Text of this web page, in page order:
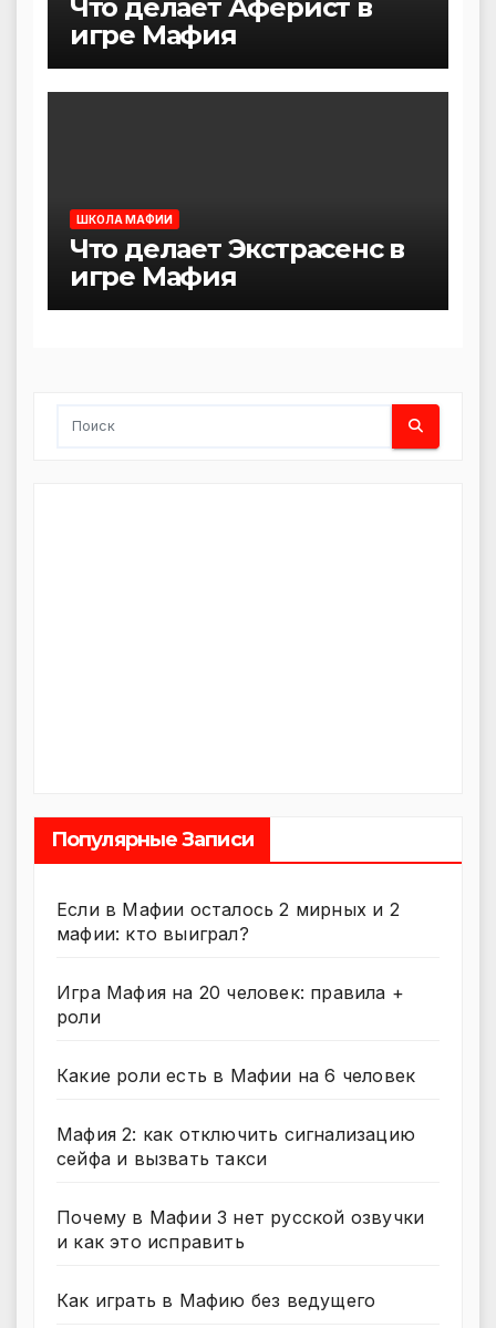
Что делает Аферист в
игре Мафия
ШКОЛА МАФИИ
Что делает Экстрасенс в
игре Мафия
Популярные Записи
Если в Мафии осталось 2 мирных и 2
мафии: кто выиграл?
Игра Мафия на 20 человек: правила +
роли
Какие роли есть в Мафии на 6 человек
Мафия 2: как отключить сигнализацию
сейфа и вызвать такси
Почему в Мафии 3 нет русской озвучки
и как это исправить
Как играть в Мафию без ведущего